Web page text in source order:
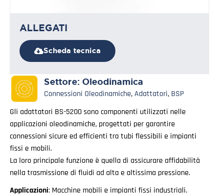
ALLEGATI
Scheda tecnica
Settore: Oleodinamica
Connessioni Oleodinamiche,Adattatori, BSP
Gli adattatori BS-5200 sono componenti utilizzati nelle
applicazioni oleodinamiche, progettati per garantire
connessioni sicure ed efficienti tra tubi flessibili e impianti
fissi e mobili.
La loro principale funzione è quella di assicurare affidabilità
nella trasmissione di fluidi ad alta e altissima pressione.
Applicazioni: Macchine mobili e impianti fissi industriali.